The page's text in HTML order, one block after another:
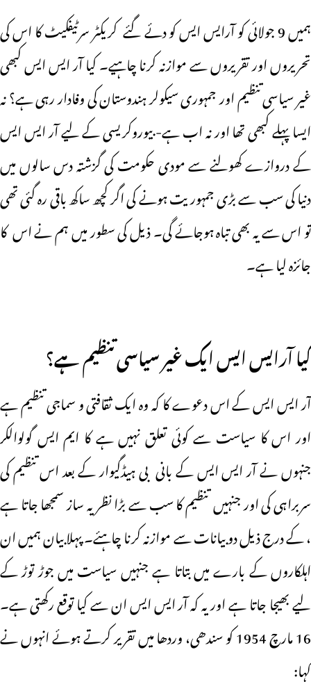
ہمیں 9 جولائی کو آرایس ایس کو دئے گئے کریکٹر سرٹیفکیٹ کا اس کی
تحریروں اور تقریروں سے موازنہ کرنا چاہیے۔ کیا آر ایس ایس کبھی
غیر سیاسی تنظیم اور جمہوری سیکولر ہندوستان کی وفادار رہی ہے؟ نہ
ایسا پہلے کبھی تھا اور نہ اب ہے- بیوروکریسی کے لیے آر ایس ایس
کے دروازے کھولنے سے مودی حکومت کی گزشتہ دس سالوں میں
دنیا کی سب سے بڑی جمہوریت ہونے کی اگر کچھ ساکھ باقی رہ گئی تھی
تو اس سے یہ بھی تباہ ہوجائے گی۔ ذیل کی سطور میں ہم نے اس کا
جائزہ لیا ہے۔
کیا آرایس ایس ایک غیر سیاسی تنظیم ہے؟
آر ایس ایس کے اس دعوے کا کہ وہ ایک ثقافتی و سماجی تنظیم ہے
اور اس کا سیاست سے کوئی تعلق نہیں ہے کا ایم ایس گولوالکر
جنہوں نے آر ایس ایس کے بانی بی ہیڈگیوار کے بعد اس تنظیم کی
سربراہی کی اور جنہیں تنظیم کا سب سے بڑا نظریہ ساز سمجھا جاتا ہے
، کے درج ذیل دو بیانات سے موازنہ کرنا چاہئے۔ پہلا بیان ہمیں ان
اہلکاروں کے بارے میں بتاتا ہے جنہیں سیاست میں جوڑ توڑ کے
لیے بھیجا جاتا ہے اور یہ کہ آر ایس ایس ان سے کیا توقع رکھتی ہے۔
16 مارچ 1954 کو سندھی، وردھا میں تقریر کرتے ہوئے انہوں نے
کہا: